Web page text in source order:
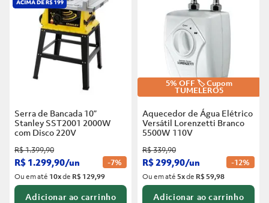
Serra de Bancada 10”
Stanley SST2001 2000W
com Disco 220V
R$1.399,90
R$ 1.299,90/un -7%
Ou em até 10xde R$ 129,99
Adicionar ao carrinho
5% OFF 🏷️ Cupom
TUMELERO5
Aquecedor de Água Elétrico
Versátil Lorenzetti Branco
5500W 110V
R$339,90
R$299,90/un -12%
Ou em até5xde R$ 59,98
Adicionar ao carrinho